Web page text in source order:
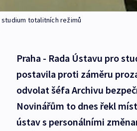
totalitních režimů
Praha - Rada Ústavu pro
postavila proti záměru
odvolat šéfa Archivu
Novinářům to dnes řekl
ústav s personálními